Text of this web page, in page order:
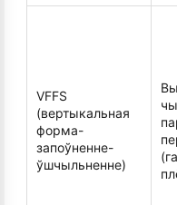
VFFS
(вертыкальная
форма-
запоўненне-
ўшчыльненне)